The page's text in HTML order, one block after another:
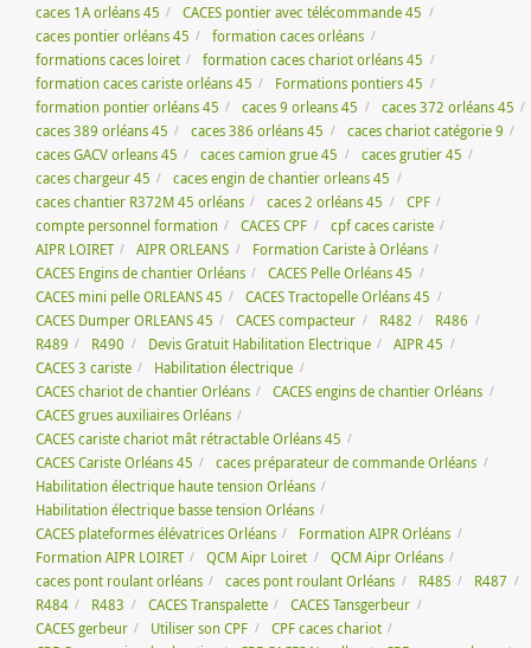
caces 1A orléans 45
CACES pontier avec télécommande 45
caces pontier orléans 45
formation caces orléans
formations caces loiret
formation caces chariot orléans 45
formation caces cariste orléans 45
Formations pontiers 45
formation pontier orléans 45
caces 9 orleans 45
caces 372 orléans 45
caces 389 orléans 45
caces 386 orléans 45
caces chariot catégorie 9
caces GACV orleans 45
caces camion grue 45
caces grutier 45
caces chargeur 45
caces engin de chantier orleans 45
caces chantier R372M 45 orléans
caces 2 orléans 45
CPF
compte personnel formation
CACES CPF
cpf caces cariste
AIPR LOIRET
AIPR ORLEANS
Formation Cariste à Orléans
CACES Engins de chantier Orléans
CACES Pelle Orléans 45
CACES mini pelle ORLEANS 45
CACES Tractopelle Orléans 45
CACES Dumper ORLEANS 45
CACES compacteur R482
R486
R489
R490 Devis Gratuit Habilitation Electrique
AIPR 45
CACES 3 cariste
Habilitation électrique
CACES chariot de chantier Orléans
CACES engins de chantier Orléans
CACES grues auxiliaires Orléans
CACES cariste chariot mât rétractable Orléans 45
CACES Cariste Orléans 45
caces préparateur de commande Orléans
Habilitation électrique haute tension Orléans
Habilitation électrique basse tension Orléans
CACES plateformes élévatrices Orléans
Formation AIPR Orléans
Formation AIPR LOIRET
QCM Aipr Loiret
QCM Aipr Orléans
caces pont roulant orléans
caces pont roulant Orléans R485
R487
R484
R483 CACES Transpalette
CACES Tansgerbeur
CACES gerbeur
Utiliser son CPF
CPF caces chariot